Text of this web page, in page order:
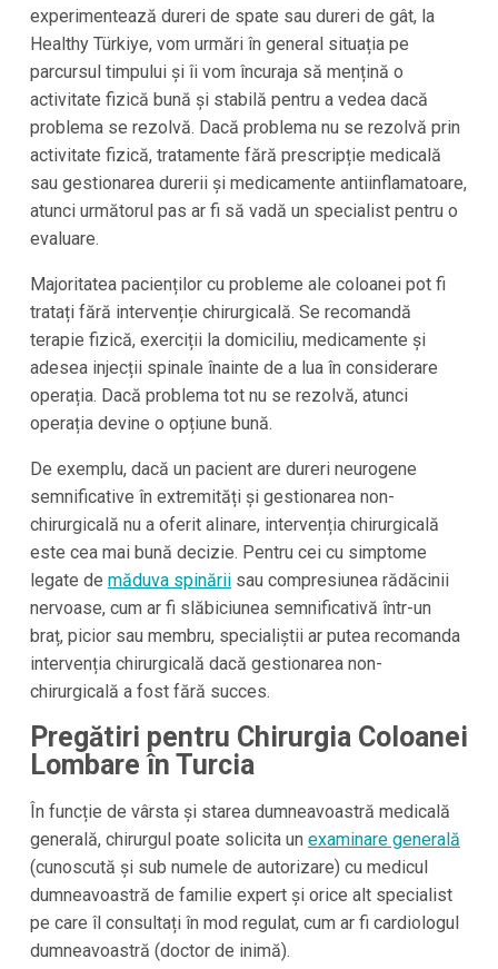
experimentează dureri de spate sau dureri de gât, la
Healthy Türkiye, vom urmări în general situația pe
parcursul timpului și îi vom încuraja să mențină o
activitate fizică bună și stabilă pentru a vedea dacă
problema se rezolvă. Dacă problema nu se rezolvă prin
activitate fizică, tratamente fără prescripție medicală
sau gestionarea durerii și medicamente antiinflamatoare,
atunci următorul pas ar fi să vadă un specialist pentru o
evaluare.
Majoritatea pacienților cu probleme ale coloanei pot fi
tratați fără intervenție chirurgicală. Se recomandă
terapie fizică, exerciții la domiciliu, medicamente și
adesea injecții spinale înainte de a lua în considerare
operația. Dacă problema tot nu se rezolvă, atunci
operația devine o opțiune bună.
De exemplu, dacă un pacient are dureri neurogene
semnificative în extremități și gestionarea non-
chirurgicală nu a oferit alinare, intervenția chirurgicală
este cea mai bună decizie. Pentru cei cu simptome
legate de măduva spinăriisau compresiunea rădăcinii
nervoase, cum ar fi slăbiciunea semnificativă într-un
braț, picior sau membru, specialiștii ar putea recomanda
intervenția chirurgicală dacă gestionarea non-
chirurgicală a fost fără succes.
Pregătiri pentru Chirurgia Coloanei
Lombare în Turcia
În funcție de vârsta și starea dumneavoastră medicală
generală, chirurgul poate solicita un examinare generală
(cunoscută și sub numele de autorizare) cu medicul
dumneavoastră de familie expert și orice alt specialist
pe care îl consultați în mod regulat, cum ar fi cardiologul
dumneavoastră (doctor de inimă).